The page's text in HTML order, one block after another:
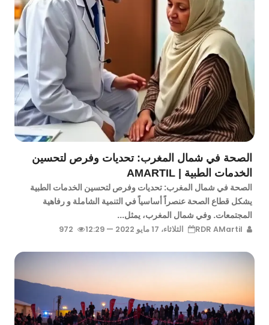
الصحة في شمال المغرب: تحديات وفرص لتحسين
الخدمات الطبية | AMARTIL
الصحة في شمال المغرب: تحديات وفرص لتحسين الخدمات الطبية
يشكل قطاع الصحة عنصراً أساسياً في التنمية الشاملة و رفاهية
المجتمعات. وفي شمال المغرب، يمثل...
الثلاثاء، 17 مايو 2022 — 12:29